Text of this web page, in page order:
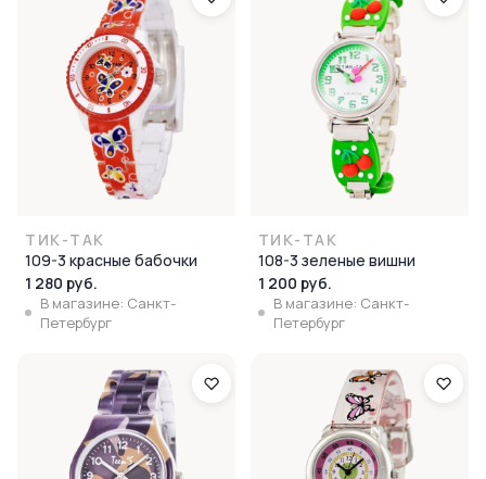
ТИК-ТАК
109-3 красные бабочки
1 280 руб.
В магазине: Санкт-
Петербург
ТИК-ТАК
108-3 зеленые вишни
1 200 руб.
В магазине: Санкт-
Петербург